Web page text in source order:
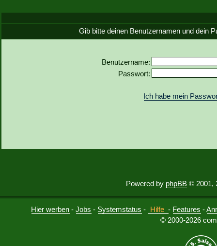
Gib bitte deinen Benutzernamen und dein
Benutzername:
Passwort:
Ich habe mein
Powered by phpBB © 2001,
Hier werben -Jobs - Systemstatus - Hilfe - Features -
© 2000-2026